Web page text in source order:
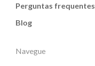
Perguntas frequentes
Blog
Navegue